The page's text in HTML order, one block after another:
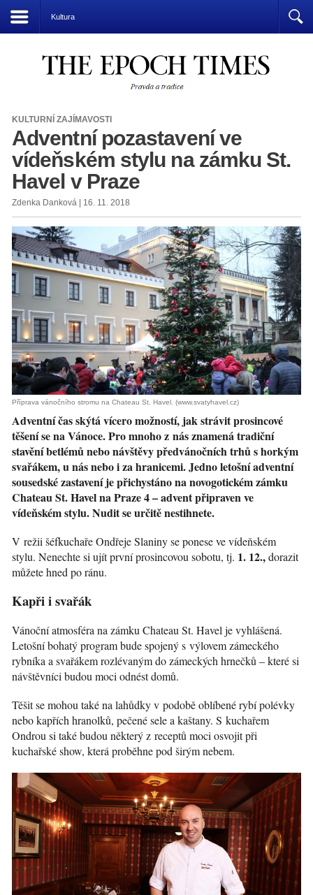
Kultura
KULTURNÍ ZAJÍMAVOSTI
Adventní pozastavení ve
vídeňském stylu na zámku St.
Havel v Praze
Zdenka Danková | 16. 11. 2018
Příprava vánočního stromu na Chateau St. Havel. (www.svatyhavel.cz)
Adventní čas skýtá vícero možností, jak strávit prosincové
těšení se na Vánoce. Pro mnoho z nás znamená tradiční
stavění betlémů nebo návštěvy předvánočních trhů s horkým
svařákem, u nás nebo i za hranicemi. Jedno letošní adventní
sousedské zastavení je přichystáno na novogotickém zámku
Chateau St. Havel na Praze 4 – advent připraven ve
vídeňském stylu. Nudit se určitě nestihnete.
V režii šéfkuchaře Ondřeje Slaniny se ponese ve vídeňském
stylu. Nenechte si ujít první prosincovou sobotu, tj. 1. 12.,dorazit
můžete hned po ránu.
Kapři i svařák
Vánoční atmosféra na zámku Chateau St. Havel je vyhlášená.
Letošní bohatý program bude spojený s výlovem zámeckého
rybníka a svařákem rozlévaným do zámeckých hrnečků – které si
návštěvníci budou moci odnést domů.
Těšit se mohou také na lahůdky v podobě oblíbené rybí polévky
nebo kapřích hranolků, pečené sele a kaštany. S kuchařem
Ondrou si také budou některý z receptů moci osvojit při
kuchařské show, která proběhne pod širým nebem.